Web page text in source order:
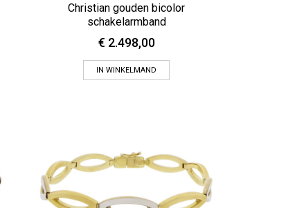
Christian gouden bicolor
schakelarmband
€ 2.498,00
IN WINKELMAND